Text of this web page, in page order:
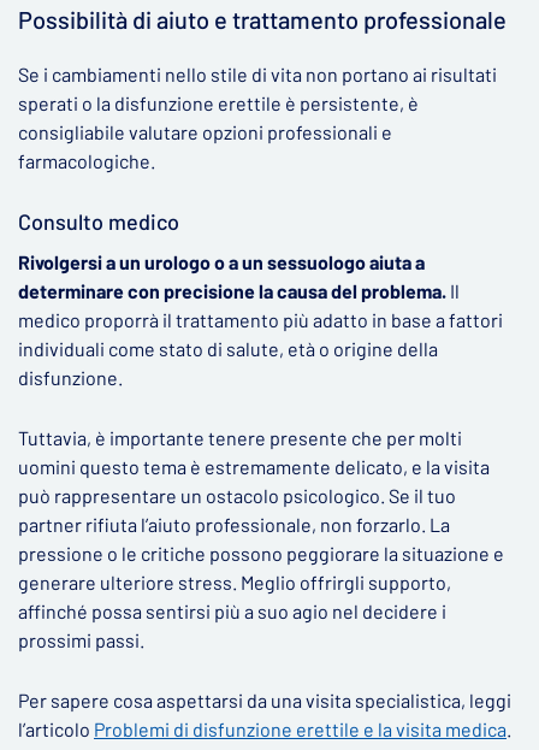
Possibilità di aiuto e trattamento professionale
Se i cambiamenti nello stile di vita non portano ai risultati
sperati o la disfunzione erettile è persistente, è
consigliabile valutare opzioni professionali e
farmacologiche.
Consulto medico
Rivolgersi a un urologo o a un sessuologo aiuta a
determinare con precisione la causa del problema. Il
medico proporrà il trattamento più adatto in base a fattori
individuali come stato di salute, età o origine della
disfunzione.
Tuttavia, è importante tenere presente che per molti
uomini questo tema è estremamente delicato, e la visita
può rappresentare un ostacolo psicologico. Se il tuo
partner rifiuta l’aiuto professionale, non forzarlo. La
pressione o le critiche possono peggiorare la situazione e
generare ulteriore stress. Meglio offrirgli supporto,
affinché possa sentirsi più a suo agio nel decidere i
prossimi passi.
Per sapere cosa aspettarsi da una visita specialistica, leggi
l’articolo Problemi di disfunzione erettile e la visita medica.